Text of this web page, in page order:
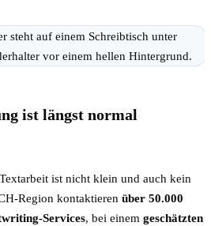
ist längst normal
ist nicht klein und auch kein
Region kontaktieren über 50.000
Services, bei einem geschätzten